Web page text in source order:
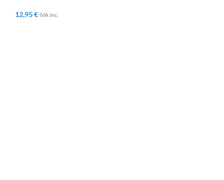
12,95€ IVA inc.